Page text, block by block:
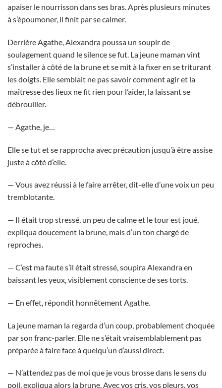
apaiser le nourrisson dans ses bras. Après plusieurs minutes
à s’époumoner, il finit par se calmer.
Derrière Agathe, Alexandra poussa un soupir de
soulagement quand le silence se fut. La jeune maman vint
s’installer à côté de la brune et se mit à la fixer en se triturant
les doigts. Elle semblait ne pas savoir comment agir et la
maîtresse des lieux ne fit rien pour l’aider, la laissant se
débrouiller.
— Agathe, je…
Elle se tut et se rapprocha avec précaution jusqu’à être assise
juste à côté d’elle.
— Vous avez réussi à le faire arrêter, dit-elle d’une voix un peu
tremblotante.
— Il était trop stressé, un peu de calme et le tour est joué,
expliqua doucement la brune, mais d’un ton chargé de
reproches.
— C’est ma faute s’il était stressé, soupira Alexandra en
baissant les yeux, visiblement consciente de ses torts.
— En effet, répondit honnêtement Agathe.
La jeune maman la regarda d’un coup, probablement choquée
par son franc-parler. Elle ne s’était vraisemblablement pas
préparée à faire face à quelqu’un d’aussi direct.
— N’attendez pas de moi que je vous brosse dans le sens du
poil, expliqua alors la brune. Avec vos cris, vos pleurs, vos